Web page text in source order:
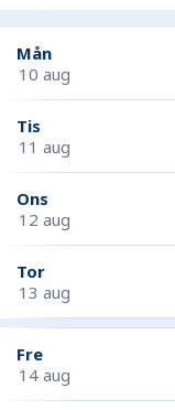
Mån
10 aug
Tis
11 aug
Ons
12 aug
Tor
13 aug
Fre
14 aug